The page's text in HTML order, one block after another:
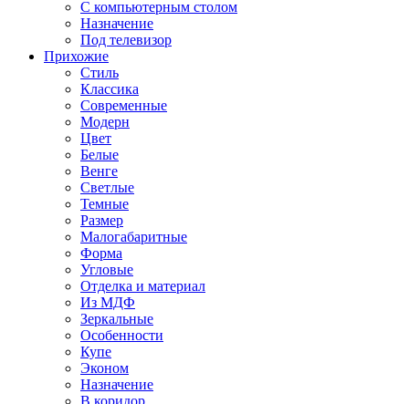
С компьютерным столом
Назначение
Под телевизор
Прихожие
Стиль
Классика
Современные
Модерн
Цвет
Белые
Венге
Светлые
Темные
Размер
Малогабаритные
Форма
Угловые
Отделка и материал
Из МДФ
Зеркальные
Особенности
Купе
Эконом
Назначение
В коридор